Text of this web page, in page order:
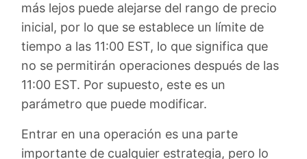
más lejos puede alejarse del rango de precio
inicial, por lo que se establece un límite de
tiempo a las 11:00 EST, lo que significa que
no se permitirán operaciones después de las
11:00 EST. Por supuesto, este es un
parámetro que puede modificar.
Entrar en una operación es una parte
importante de cualquier estrategia, pero lo